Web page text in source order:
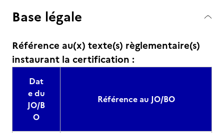
Base légale
Référence au(x) texte(s) règlementaire(s)
instaurant la certification :
Dat
e du
JO/B
O
Référence au JO/BO